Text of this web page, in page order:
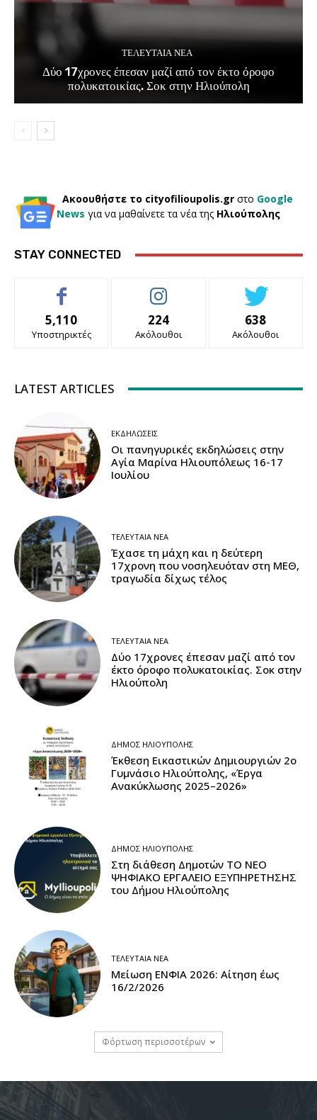
ΤΕΛΕΥΤΑΊΑ ΝΈΑ
Δύο 17χρονες έπεσαν μαζί από τον έκτο όροφο
πολυκατοικίας. Σοκ στην Ηλιούπολη
Ακοουθήστε το cityofilioupolis.gr στο Google
News για να μαθαίνετε τα νέα της Ηλιούπολης
STAY CONNECTED
5,110
Υποστηρικτές
224
Ακόλουθοι
638
Ακόλουθοι
LATEST ARTICLES
ΕΚΔΗΛΏΣΕΙΣ
Οι πανηγυρικές εκδηλώσεις στην
Αγία Μαρίνα Ηλιουπόλεως 16-17
Ιουλίου
ΤΕΛΕΥΤΑΊΑ ΝΈΑ
Έχασε τη μάχη και η δεύτερη
17χρονη που νοσηλευόταν στη ΜΕΘ,
τραγωδία δίχως τέλος
ΤΕΛΕΥΤΑΊΑ ΝΈΑ
Δύο 17χρονες έπεσαν μαζί από τον
έκτο όροφο πολυκατοικίας. Σοκ στην
Ηλιούπολη
ΔΉΜΟΣ ΗΛΙΟΎΠΟΛΗΣ
Έκθεση Εικαστικών Δημιουργιών 2ο
Γυμνάσιο Ηλιούπολης, «Έργα
Ανακύκλωσης 2025–2026»
ΔΉΜΟΣ ΗΛΙΟΎΠΟΛΗΣ
Στη διάθεση Δημοτών ΤΟ ΝΕΟ
ΨΗΦΙΑΚΟ ΕΡΓΑΛΕΙΟ ΕΞΥΠΗΡΕΤΗΣΗΣ
του Δήμου Ηλιούπολης
ΤΕΛΕΥΤΑΊΑ ΝΈΑ
Μείωση ΕΝΦΙΑ 2026: Αίτηση έως
16/2/2026
Φόρτωση περισσοτέρων